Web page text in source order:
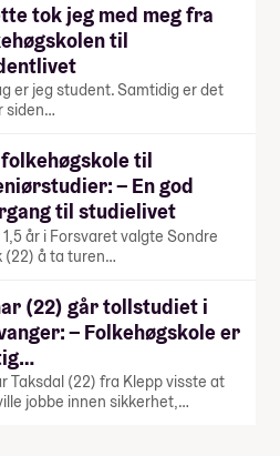
tok jeg med meg fra
til
er jeg student. Samtidig er det
siden…
til
– En god
til studielivet
år i Forsvaret valgte Sondre
(22) å ta turen…
(22) går tollstudiet i
– Folkehøgskole er
Taksdal (22) fra Klepp visste at
jobbe innen sikkerhet,…